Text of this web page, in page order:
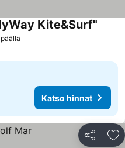
Kite&Surf"
Katso hinnat
Jaa